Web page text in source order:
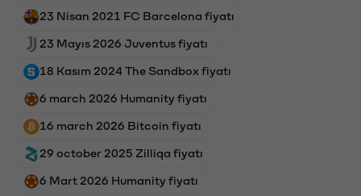
23 Nisan 2021 FC Barcelona fiyatı
23 Mayıs 2026 Juventus fiyatı
18 Kasım 2024 The Sandbox fiyatı
6 march 2026 Humanity fiyatı
16 march 2026 Bitcoin fiyatı
29 october 2025 Zilliqa fiyatı
6 Mart 2026 Humanity fiyatı